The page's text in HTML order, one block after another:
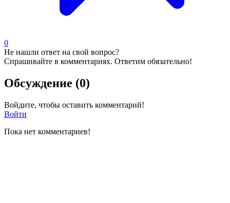
0
Не нашли ответ на свой вопрос?
Спрашивайте в комментариях. Ответим обязательно!
Обсуждение (0)
Войдите, чтобы оставить комментарий!
Войти
Пока нет комментариев!